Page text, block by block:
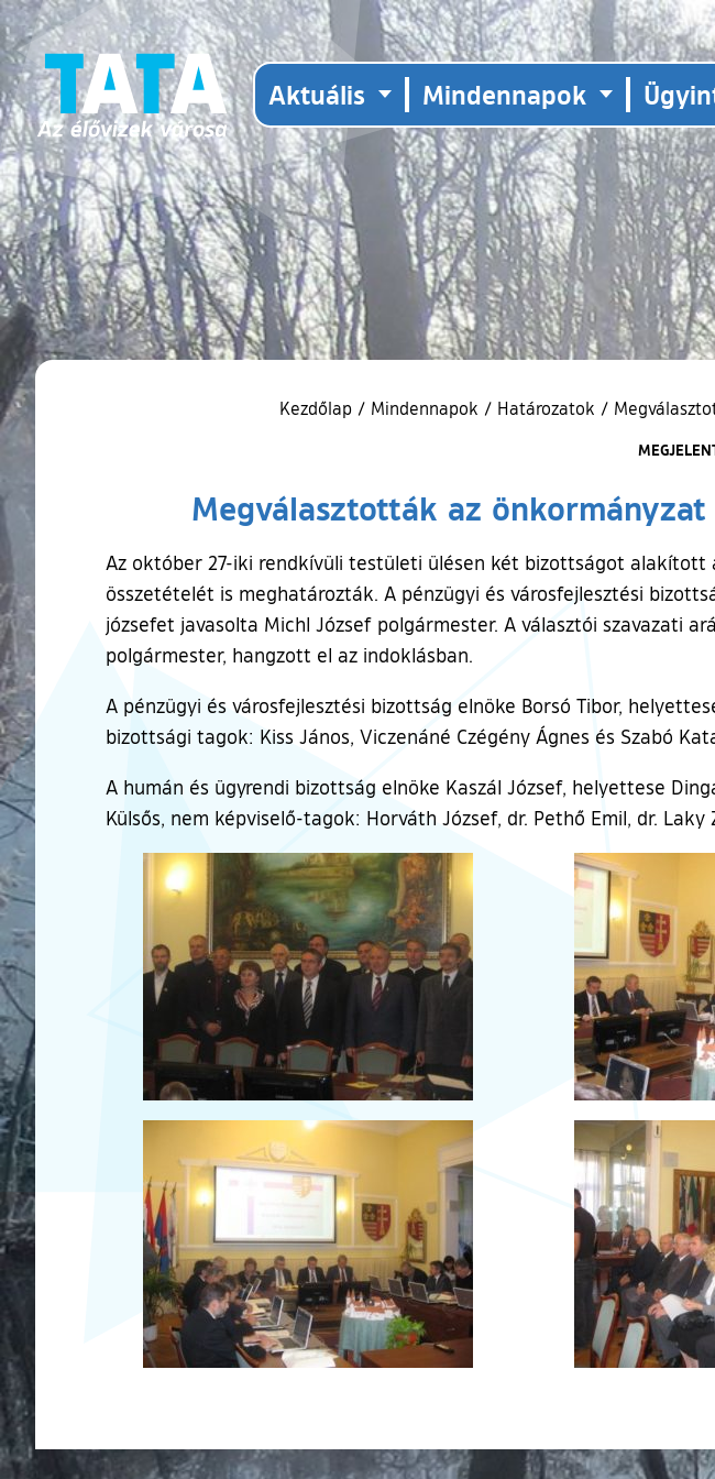
Aktuális Mindennapok
Kezdőlap / Mindennapok / Határozatok /
Megválasztották az
Az október 27-iki rendkívüli testületi ülésen két bizottságot
összetételét is meghatározták. A pénzügyi és városfejlesztési
józsefet javasolta Michl József polgármester. A választói szavazati
polgármester, hangzott el az indoklásban.
A pénzügyi és városfejlesztési bizottság elnöke Borsó Tibor,
bizottsági tagok: Kiss János, Viczenáné Czégény Ágnes és Szabó
A humán és ügyrendi bizottság elnöke Kaszál József, helyettese
Külsős, nem képviselő-tagok: Horváth József, dr. Pethő Emil, dr.
Ugrás a galéria utánra